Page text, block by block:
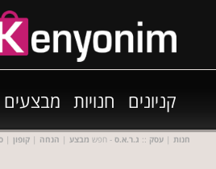
קניונים חנויות מבצעים
חנות | עסק :: ג.ר.א.ס - חפש מבצע | הנחה | קופון |